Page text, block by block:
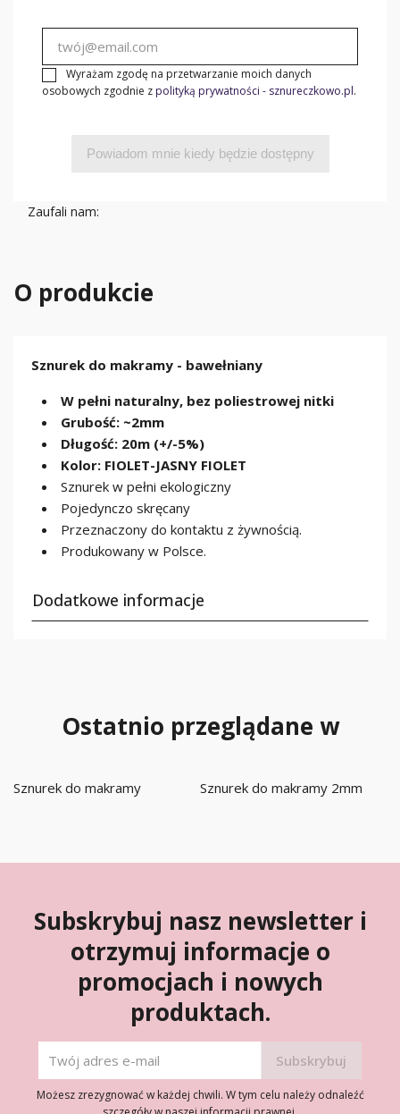
Wyrażam zgodę na przetwarzanie moich danych
osobowych zgodnie z polityką prywatności - sznureczkowo.pl.
Powiadom mnie kiedy będzie dostępny
Zaufali nam:
O produkcie
Sznurek do makramy - bawełniany
W pełni naturalny, bez poliestrowej nitki
Grubość: ~2mm
Długość: 20m (+/-5%)
Kolor: FIOLET-JASNY FIOLET
Sznurek w pełni ekologiczny
Pojedynczo skręcany
Przeznaczony do kontaktu z żywnością.
Produkowany w Polsce.
Dodatkowe informacje
Ostatnio przeglądane w
Sznurek do makramy Sznurek do makramy 2mm
Subskrybuj nasz newsletter i
otrzymuj informacje o
promocjach i nowych
produktach.
Możesz zrezygnować w każdej chwili. W tym celu należy odnaleźć